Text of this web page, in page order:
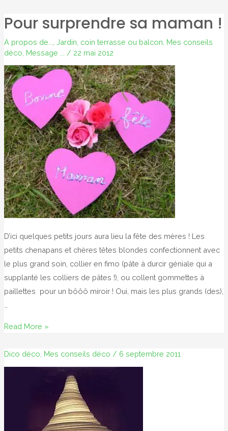
Pour surprendre sa maman !
A propos de... Jardin, coin terrasse ou balcon Mes conseils
déco Message ... / 22 mai 2012
D’ici quelques petits jours aura lieu la fête des mères ! Les
petits chenapans et chères têtes blondes confectionnent avec
le plus grand soin, collier en fimo (pâte à durcir géniale qui a
supplanté les colliers de pâtes !), ou collent gommettes à
paillettes pour un bôôô miroir ! Oui, mais les plus grands (des),
Pour
sa
maman
Read More »
Dico déco Mes conseils déco / 6 septembre 2011